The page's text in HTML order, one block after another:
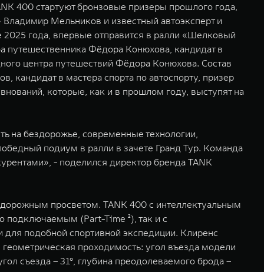
400 стартуют бронзовые призеры прошлого года,
Мельников и известный автоэксперт и
года, впервые отправится в ралли «Шелковый
путешественника Фёдора Конюхова, кандидат в
центра путешествий Фёдора Конюхова. Состав
кандидат в мастера спорта по автоспорту, призер
которые, как и в прошлом году, выступят на
на бездорожье, современные технологии,
подиум в ралли в зачете Гранд Тур. Команда
- поделился директор бренда TANK
просветом. TANK 400 с интеллектуальным
подключаемым (Part-Time ²), так и с
подобной спортивной экспедиции. Клиренс
проходимость: угол въезда модели
съезда – 31°, глубина преодолеваемого брода –